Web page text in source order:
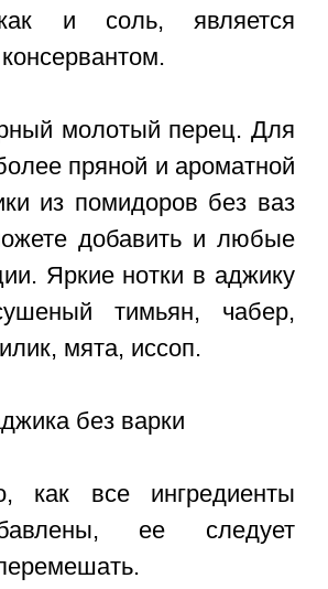
и соль, является
молотый перец. Для
пряной и ароматной
из помидоров без ваз
добавить и любые
Яркие нотки в аджику
тимьян, чабер,
мята, иссоп.
как все ингредиенты
ее следует